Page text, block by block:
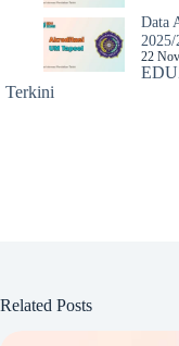
Data
2025/
22
Terkini
Related Posts